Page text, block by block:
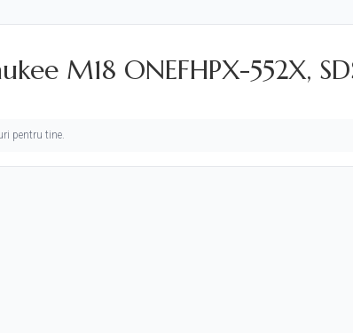
M18 ONEFHPX-552X,
pentru tine.